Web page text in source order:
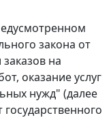
закона от
на
оказание услуг
нужд" (далее